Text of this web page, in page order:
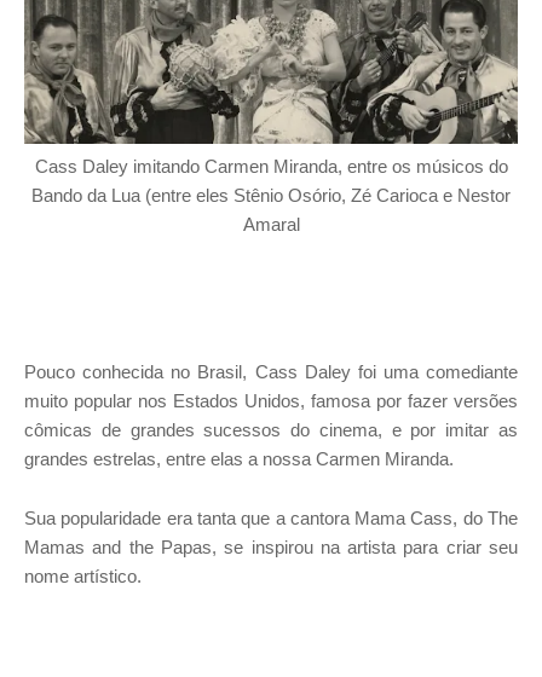
Cass Daley imitando Carmen Miranda, entre os músicos do
Bando da Lua (entre eles Stênio Osório, Zé Carioca e Nestor
Amaral
Pouco conhecida no Brasil, Cass Daley foi uma comediante
muito popular nos Estados Unidos, famosa por fazer versões
cômicas de grandes sucessos do cinema, e por imitar as
grandes estrelas, entre elas a nossa Carmen Miranda.
Sua popularidade era tanta que a cantora Mama Cass, do The
Mamas and the Papas, se inspirou na artista para criar seu
nome artístico.